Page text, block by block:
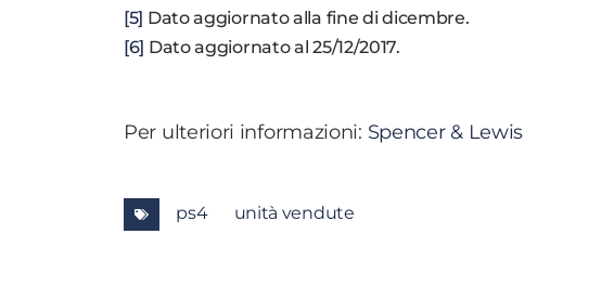
[5] Dato aggiornato alla fine di dicembre.
[6] Dato aggiornato al 25/12/2017.
Per ulteriori informazioni: Spencer & Lewis
ps4 unità vendute